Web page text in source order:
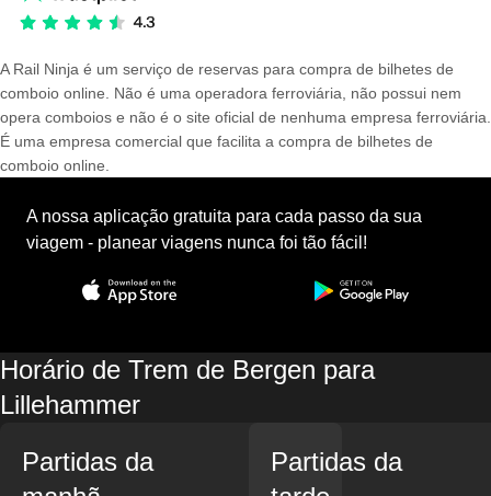
A Rail Ninja é um serviço de reservas para compra de bilhetes de
comboio online. Não é uma operadora ferroviária, não possui nem
opera comboios e não é o site oficial de nenhuma empresa ferroviária.
É uma empresa comercial que facilita a compra de bilhetes de
comboio online.
A nossa aplicação gratuita para cada passo da sua
viagem - planear viagens nunca foi tão fácil!
Horário de Trem de Bergen para
Lillehammer
Partidas da
Partidas da